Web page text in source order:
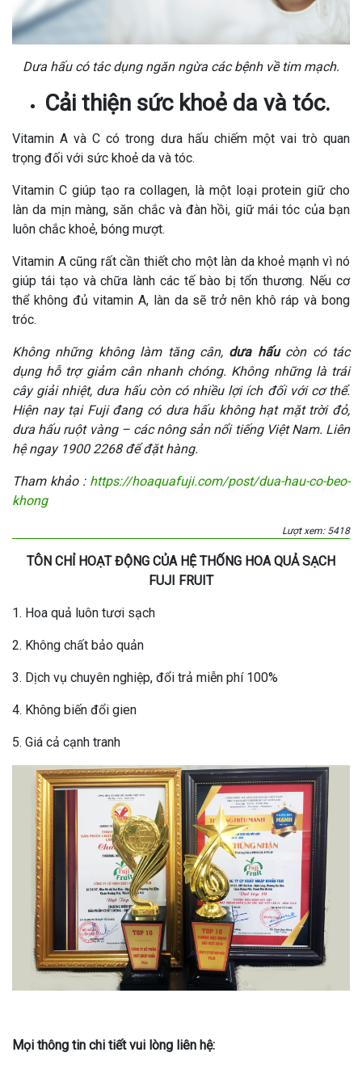
Dưa hấu có tác dụng ngăn ngừa các bệnh về tim mạch.
Cải thiện sức khoẻ da và tóc.
Vitamin A và C có trong dưa hấu chiếm một vai trò quan
trọng đối với sức khoẻ da và tóc.
Vitamin C giúp tạo ra collagen, là một loại protein giữ cho
làn da mịn màng, săn chắc và đàn hồi, giữ mái tóc của bạn
luôn chắc khoẻ, bóng mượt.
Vitamin A cũng rất cần thiết cho một làn da khoẻ mạnh vì nó
giúp tái tạo và chữa lành các tế bào bị tổn thương. Nếu cơ
thể không đủ vitamin A, làn da sẽ trở nên khô ráp và bong
tróc.
Không những không làm tăng cân, dưa hấucòn có tác
dụng hỗ trợ giảm cân nhanh chóng. Không những là trái
cây giải nhiệt, dưa hấu còn có nhiều lợi ích đối với cơ thể.
Hiện nay tại Fuji đang có dưa hấu không hạt mặt trời đỏ,
dưa hấu ruột vàng – các nông sản nổi tiếng Việt Nam. Liên
hệ ngay 1900 2268 để đặt hàng.
Tham khảo : https://hoaquafuji.com/post/dua-hau-co-beo-
khong
Lượt xem: 5418
TÔN CHỈ HOẠT ĐỘNG CỦA HỆ THỐNG HOA QUẢ SẠCH
FUJI FRUIT
1. Hoa quả luôn tươi sạch
2. Không chất bảo quản
3. Dịch vụ chuyên nghiệp, đổi trả miễn phí 100%
4. Không biến đổi gien
5. Giá cả cạnh tranh
Mọi thông tin chi tiết vui lòng liên hệ: